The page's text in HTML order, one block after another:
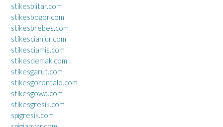
stikesblitar.com
stikesbogor.com
stikesbrebes.com
stikescianjur.com
stikesciamis.com
stikesdemak.com
stikesgarut.com
stikesgorontalo.com
stikesgowa.com
stikesgresik.com
spigresik.com